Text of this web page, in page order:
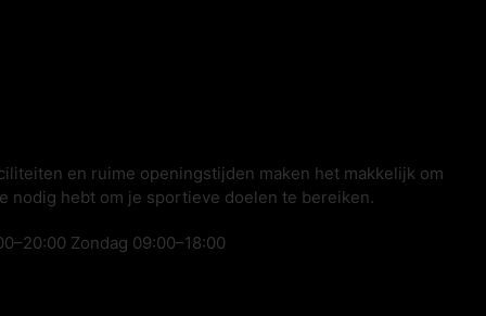
en ruime openingstijden maken het makkelijk om
nodig hebt om je sportieve doelen te bereiken.
Zondag 09:00–18:00